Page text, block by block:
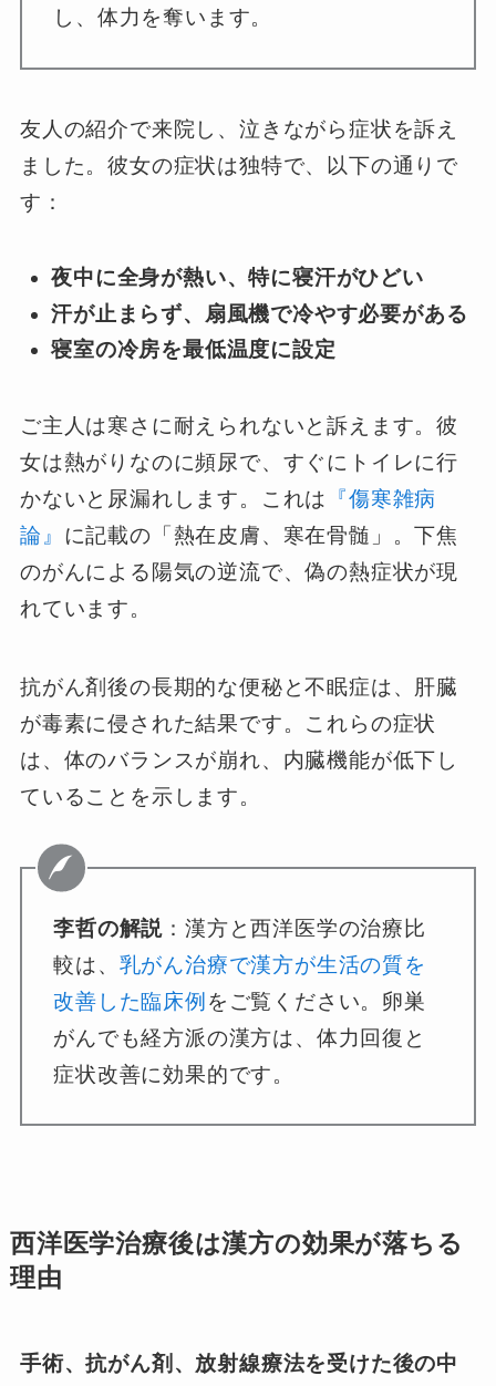
し、体力を奪います。
友人の紹介で来院し、泣きながら症状を訴え
ました。彼女の症状は独特で、以下の通りで
す：
夜中に全身が熱い、特に寝汗がひどい
汗が止まらず、扇風機で冷やす必要がある
寝室の冷房を最低温度に設定
ご主人は寒さに耐えられないと訴えます。彼
女は熱がりなのに頻尿で、すぐにトイレに行
かないと尿漏れします。これは
『傷寒雑病
論』 に記載の「熱在皮膚、寒在骨髄」。下焦
のがんによる陽気の逆流で、偽の熱症状が現
れています。
抗がん剤後の長期的な便秘と不眠症は、肝臓
が毒素に侵された結果です。これらの症状
は、体のバランスが崩れ、内臓機能が低下し
ていることを示します。
李哲の解説 ：漢方と西洋医学の治療比
較は、 乳がん治療で漢方が生活の質を
改善した臨床例 をご覧ください。卵巣
がんでも経方派の漢方は、体力回復と
症状改善に効果的です。
西洋医学治療後は漢方の効果が落ちる
理由
手術、抗がん剤、放射線療法を受けた後の中